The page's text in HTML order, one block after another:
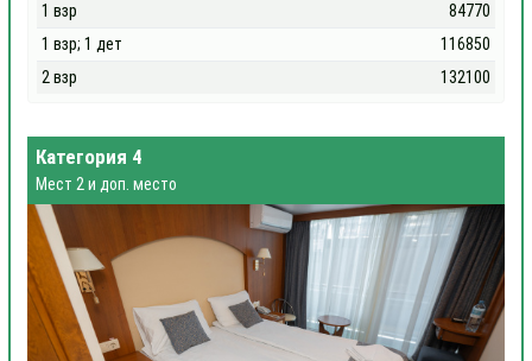
1 взр
84770
1 взр; 1 дет
116850
2 взр
132100
Категория 4
Мест 2 и доп. место